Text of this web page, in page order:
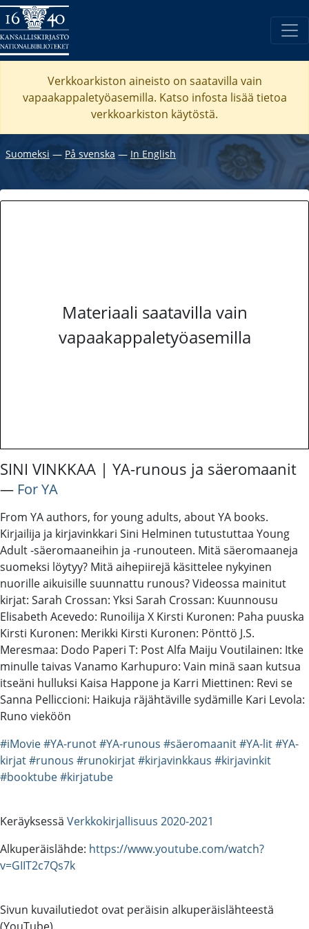
Verkkoarkiston aineisto on saatavilla vain
vapaakappaletyöasemilla. Katso infosta lisää tietoa
verkkoarkiston käytöstä.
Suomeksi ― På svenska ― In English
Materiaali saatavilla vain
vapaakappaletyöasemilla
SINI VINKKAA | YA-runous ja säeromaanit
― For YA
From YA authors, for young adults, about YA books.
Kirjailija ja kirjavinkkari Sini Helminen tutustuttaa Young
Adult -säeromaaneihin ja -runouteen. Mitä säeromaaneja
suomeksi löytyy? Mitä aihepiirejä käsittelee nykyinen
nuorille aikuisille suunnattu runous? Videossa mainitut
kirjat: Sarah Crossan: Yksi Sarah Crossan: Kuunnousu
Elisabeth Acevedo: Runoilija X Kirsti Kuronen: Paha puuska
Kirsti Kuronen: Merikki Kirsti Kuronen: Pönttö J.S.
Meresmaa: Dodo Paperi T: Post Alfa Maiju Voutilainen: Itke
minulle taivas Vanamo Karhupuro: Vain minä saan kutsua
itseäni hulluksi Kaisa Happone ja Karri Miettinen: Revi se
Sanna Pelliccioni: Haikuja räjähtäville sydämille Kari Levola:
Runo vieköön
#iMovie#YA-runot#YA-runous #säeromaanit#YA-lit#YA-
kirjat#runous #runokirjat#kirjavinkkaus #kirjavinkit
#booktube#kirjatube
Keräyksessä Verkkokirjallisuus 2020-2021
Alkuperäislähde: https://www.youtube.com/watch?
v=GIIT2c7Qs7k
Sivun kuvailutiedot ovat peräisin alkuperäislähteestä